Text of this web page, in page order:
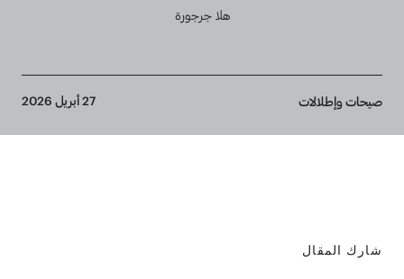
هلا جرجورة
Breadcrumb
صيحات وإطلالات 27 أبريل 2026
شارك المقال